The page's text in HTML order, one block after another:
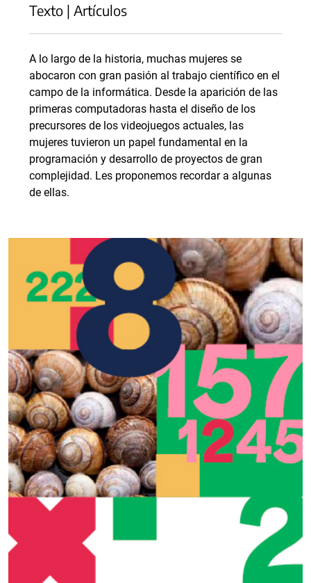
Texto | Artículos
A lo largo de la historia, muchas mujeres se
abocaron con gran pasión al trabajo científico en el
campo de la informática. Desde la aparición de las
primeras computadoras hasta el diseño de los
precursores de los videojuegos actuales, las
mujeres tuvieron un papel fundamental en la
programación y desarrollo de proyectos de gran
complejidad. Les proponemos recordar a algunas
de ellas.